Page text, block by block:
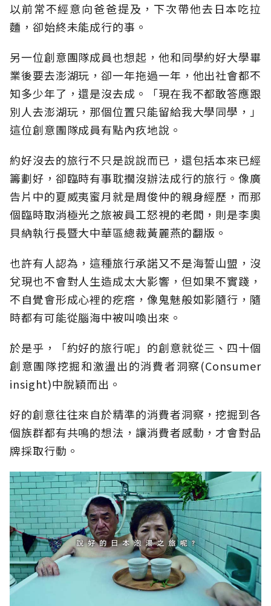
以前常不經意向爸爸提及，下次帶他去日本吃拉
麵，卻始終未能成行的事。
另一位創意團隊成員也想起，他和同學約好大學畢
業後要去澎湖玩，卻一年拖過一年，他出社會都不
知多少年了，還是沒去成。「現在我不都敢答應跟
別人去澎湖玩，那個位置只能留給我大學同學，」
這位創意團隊成員有點內疚地說。
約好沒去的旅行不只是說說而已，還包括本來已經
籌劃好，卻臨時有事耽擱沒辦法成行的旅行。像廣
告片中的夏威夷蜜月就是周俊仲的親身經歷，而那
個臨時取消極光之旅被員工怒視的老闆，則是李奧
貝納執行長暨大中華區總裁黃麗燕的翻版。
也許有人認為，這種旅行承諾又不是海誓山盟，沒
兌現也不會對人生造成太大影響，但如果不實踐，
不自覺會形成心裡的疙瘩，像鬼魅般如影隨行，隨
時都有可能從腦海中被叫喚出來。
於是乎，「約好的旅行呢」的創意就從三、四十個
創意團隊挖掘和激盪出的消費者洞察(Consumer
insight)中脫穎而出。
好的創意往往來自於精準的消費者洞察，挖掘到各
個族群都有共鳴的想法，讓消費者感動，才會對品
牌採取行動。